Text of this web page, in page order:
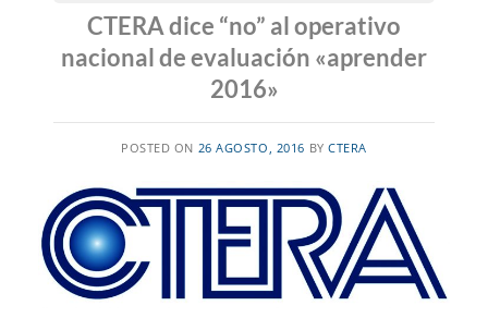
CTERA dice “no” al operativo
nacional de evaluación «aprender
2016»
POSTED ON 26 AGOSTO, 2016 BYCTERA